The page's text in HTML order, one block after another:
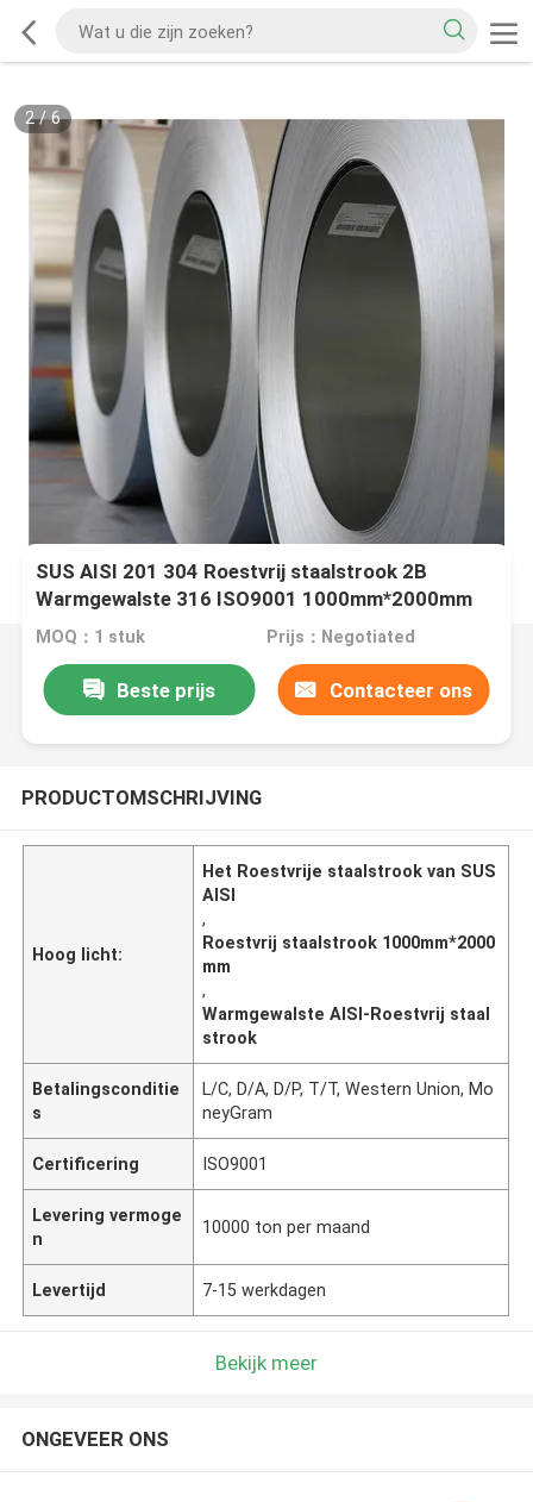
2/6
SUS AISI 201 304 Roestvrij staalstrook 2B
Warmgewalste 316 ISO9001 1000mm*2000mm
MOQ：1 stuk Prijs：Negotiated
Beste prijs Contacteer ons
PRODUCTOMSCHRIJVING
Hoog licht:
Het Roestvrije staalstrook van SUS
AISI
,
Roestvrij staalstrook 1000mm*2000
mm
,
Warmgewalste AISI-Roestvrij staal
strook
Betalingsconditie
s
L/C, D/A, D/P, T/T, Western Union, Mo
neyGram
Certificering ISO9001
Levering vermoge
n
10000 ton per maand
Levertijd 7-15 werkdagen
Bekijk meer
ONGEVEER ONS